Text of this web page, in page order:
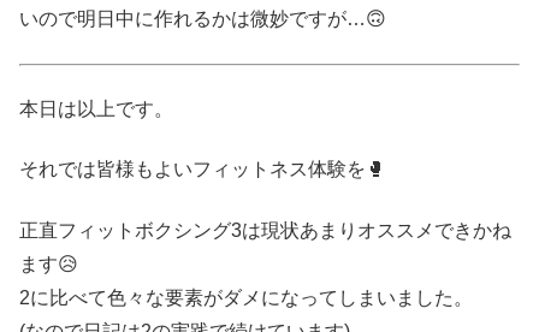
いので明日中に作れるかは微妙ですが…🙃
本日は以上です。
それでは皆様もよいフィットネス体験を🥊
正直フィットボクシング3は現状あまりオススメできかね
ます😥
2に比べて色々な要素がダメになってしまいました。